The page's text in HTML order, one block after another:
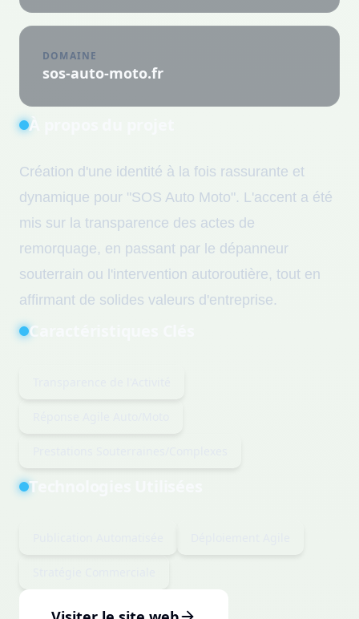
DOMAINE
sos-auto-moto.fr
À propos du projet
Création d'une identité à la fois rassurante et
dynamique pour "SOS Auto Moto". L'accent a été
mis sur la transparence des actes de
remorquage, en passant par le dépanneur
souterrain ou l'intervention autoroutière, tout en
affirmant de solides valeurs d'entreprise.
Caractéristiques Clés
Technologies Utilisées